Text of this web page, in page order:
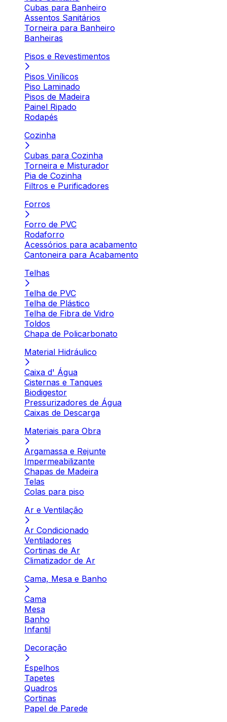
Cubas para Banheiro
Assentos Sanitários
Torneira para Banheiro
Banheiras
Pisos e Revestimentos
Pisos Vinílicos
Piso Laminado
Pisos de Madeira
Painel Ripado
Rodapés
Cozinha
Cubas para Cozinha
Torneira e Misturador
Pia de Cozinha
Filtros e Purificadores
Forros
Forro de PVC
Rodaforro
Acessórios para acabamento
Cantoneira para Acabamento
Telhas
Telha de PVC
Telha de Plástico
Telha de Fibra de Vidro
Toldos
Chapa de Policarbonato
Material Hidráulico
Caixa d' Água
Cisternas e Tanques
Biodigestor
Pressurizadores de Água
Caixas de Descarga
Materiais para Obra
Argamassa e Rejunte
Impermeabilizante
Chapas de Madeira
Telas
Colas para piso
Ar e Ventilação
Ar Condicionado
Ventiladores
Cortinas de Ar
Climatizador de Ar
Cama, Mesa e Banho
Cama
Mesa
Banho
Infantil
Decoração
Espelhos
Tapetes
Quadros
Cortinas
Papel de Parede